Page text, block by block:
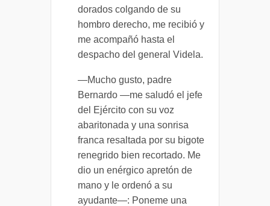
dorados colgando de su
hombro derecho, me recibió y
me acompañó hasta el
despacho del general Videla.
—Mucho gusto, padre
Bernardo —me saludó el jefe
del Ejército con su voz
abaritonada y una sonrisa
franca resaltada por su bigote
renegrido bien recortado. Me
dio un enérgico apretón de
mano y le ordenó a su
ayudante—: Poneme una